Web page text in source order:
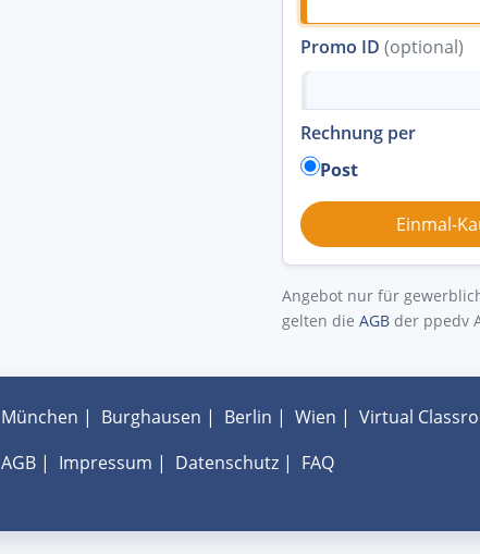
Promo ID (optional)
Rechnung per
Post
Angebot nur für
gelten die AGB der ppedv
München | Burghausen | Berlin | Wien | Virtual
AGB| Impressum | Datenschutz| FAQ